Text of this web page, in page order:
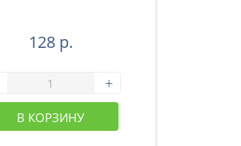
128 р.
+
В КОРЗИНУ